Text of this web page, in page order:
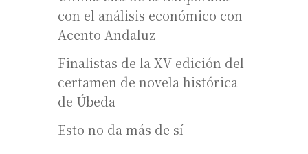
con el análisis económico con
Acento Andaluz
Finalistas de la XV edición del
certamen de novela histórica
de Úbeda
Esto no da más de sí